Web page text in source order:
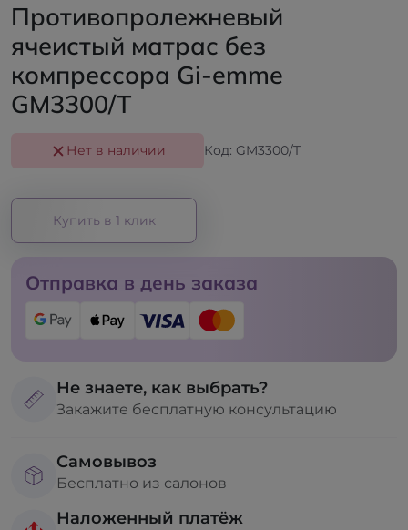
Противопролежневый
ячеистый матрас без
компрессора Gi-emme
GM3300/T
Нет в наличии Код: GM3300/T
Купить в 1 клик
Отправка в день заказа
Не знаете, как выбрать?
Закажите бесплатную консультацию
Самовывоз
Бесплатно из салонов
Наложенный платёж